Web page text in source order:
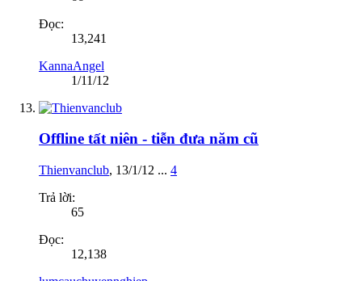
Đọc:
13,241
KannaAngel
1/11/12
Offline tất niên - tiễn đưa năm cũ
Thienvanclub, 13/1/12 ... 4
Trả lời:
65
Đọc:
12,138